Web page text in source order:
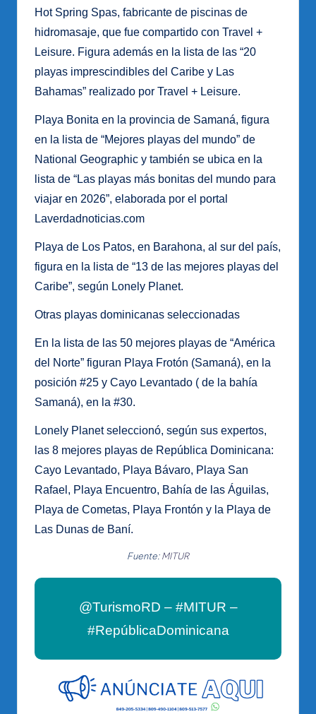
Hot Spring Spas, fabricante de piscinas de
hidromasaje, que fue compartido con Travel +
Leisure. Figura además en la lista de las “20
playas imprescindibles del Caribe y Las
Bahamas” realizado por Travel + Leisure.
Playa Bonita en la provincia de Samaná, figura
en la lista de “Mejores playas del mundo” de
National Geographic y también se ubica en la
lista de “Las playas más bonitas del mundo para
viajar en 2026”, elaborada por el portal
Laverdadnoticias.com
Playa de Los Patos, en Barahona, al sur del país,
figura en la lista de “13 de las mejores playas del
Caribe”, según Lonely Planet.
Otras playas dominicanas seleccionadas
En la lista de las 50 mejores playas de “América
del Norte” figuran Playa Frotón (Samaná), en la
posición #25 y Cayo Levantado ( de la bahía
Samaná), en la #30.
Lonely Planet seleccionó, según sus expertos,
las 8 mejores playas de República Dominicana:
Cayo Levantado, Playa Bávaro, Playa San
Rafael, Playa Encuentro, Bahía de las Águilas,
Playa de Cometas, Playa Frontón y la Playa de
Las Dunas de Baní.
Fuente:MITUR
@TurismoRD – #MITUR –
#RepúblicaDominicana